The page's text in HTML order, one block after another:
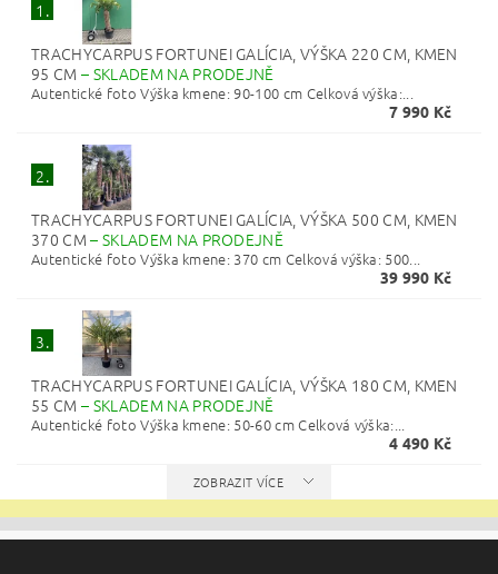
1.
TRACHYCARPUS FORTUNEI GALÍCIA, VÝŠKA 220 CM, KMEN
95 CM– SKLADEM NA PRODEJNĚ
Autentické foto Výška kmene: 90-100 cm Celková výška:...
7 990 Kč
2.
TRACHYCARPUS FORTUNEI GALÍCIA, VÝŠKA 500 CM, KMEN
370 CM–SKLADEM NA PRODEJNĚ
Autentické foto Výška kmene: 370 cm Celková výška: 500...
39 990 Kč
3.
TRACHYCARPUS FORTUNEI GALÍCIA, VÝŠKA 180 CM, KMEN
55 CM– SKLADEM NA PRODEJNĚ
Autentické foto Výška kmene: 50-60 cm Celková výška:...
4 490 Kč
ZOBRAZIT VÍCE